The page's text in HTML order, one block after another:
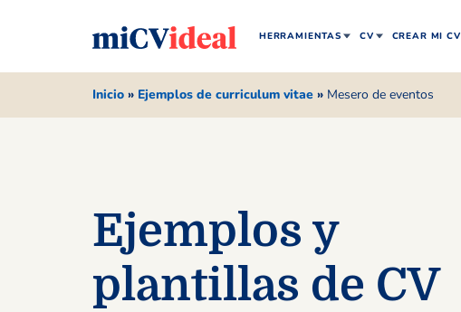
HERRAMIENTAS CV CREAR MI CV
Inicio » Ejemplos de curriculum vitae » Mesero de eventos
Ejemplos y
plantillas de CV